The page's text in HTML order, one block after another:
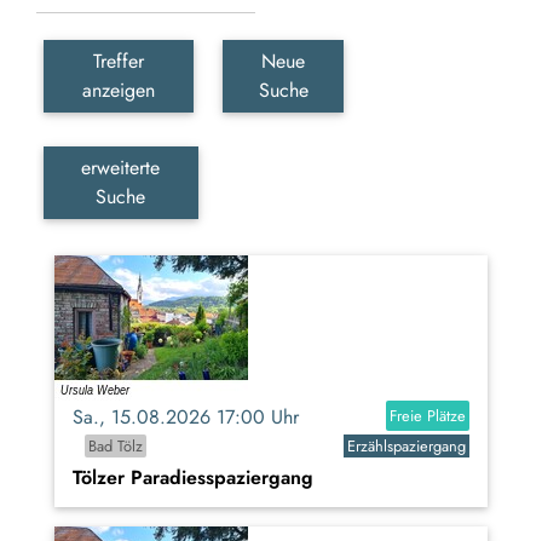
Treffer
anzeigen
Neue
Suche
erweiterte
Suche
Sa., 15.08.2026 17:00 Uhr
Freie Plätze
Bad Tölz
Erzählspaziergang
Tölzer Paradiesspaziergang